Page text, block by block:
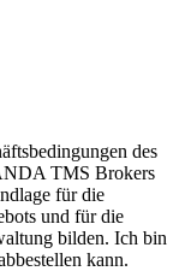
des
TMS Brokers
für die
und für die
bilden. Ich bin
kann.